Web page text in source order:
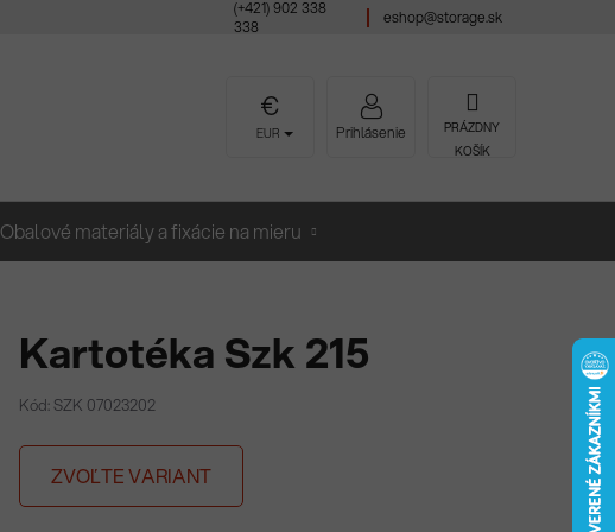
(+421) 902 338
338
eshop@storage.sk
EUR Prihlásenie NÁKUPNÝ
KOŠÍK
PRÁZDNY
KOŠÍK
Obalové materiály a fixácie na mieru
Kartotéka Szk 215
Kód: SZK 07023202
ZVOĽTE VARIANT